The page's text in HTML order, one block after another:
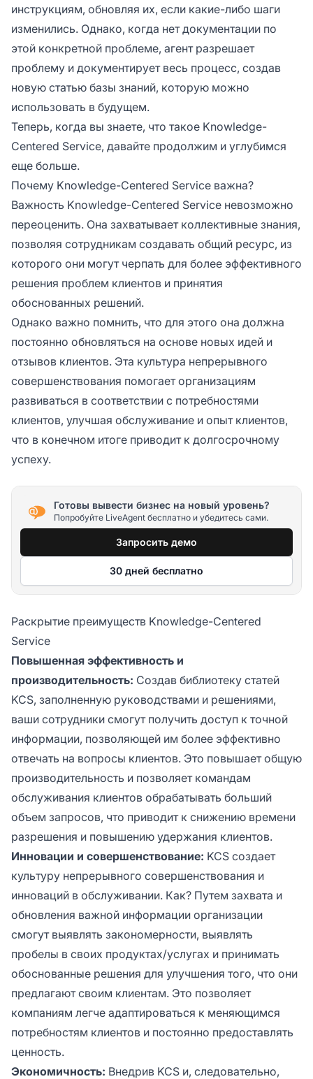
инструкциям, обновляя их, если какие-либо шаги
изменились. Однако, когда нет документации по
этой конкретной проблеме, агент разрешает
проблему и документирует весь процесс, создав
новую статью базы знаний, которую можно
использовать в будущем.
Теперь, когда вы знаете, что такое Knowledge-
Centered Service, давайте продолжим и углубимся
еще больше.
Почему Knowledge-Centered Service важна?
Важность Knowledge-Centered Service невозможно
переоценить. Она захватывает коллективные знания,
позволяя сотрудникам создавать общий ресурс, из
которого они могут черпать для более эффективного
решения проблем клиентов и принятия
обоснованных решений.
Однако важно помнить, что для этого она должна
постоянно обновляться на основе новых идей и
отзывов клиентов. Эта культура непрерывного
совершенствования помогает организациям
развиваться в соответствии с потребностями
клиентов, улучшая обслуживание и опыт клиентов,
что в конечном итоге приводит к долгосрочному
успеху.
Готовы вывести бизнес на новый уровень?
Попробуйте LiveAgent бесплатно и убедитесь сами.
Запросить демо
30 дней бесплатно
Раскрытие преимуществ Knowledge-Centered
Service
Повышенная эффективность и
производительность: Создав библиотеку статей
KCS, заполненную руководствами и решениями,
ваши сотрудники смогут получить доступ к точной
информации, позволяющей им более эффективно
отвечать на вопросы клиентов. Это повышает общую
производительность и позволяет командам
обслуживания клиентов обрабатывать больший
объем запросов, что приводит к снижению времени
разрешения и повышению удержания клиентов.
Инновации и совершенствование: KCS создает
культуру непрерывного совершенствования и
инноваций в обслуживании. Как? Путем захвата и
обновления важной информации организации
смогут выявлять закономерности, выявлять
пробелы в своих продуктах/услугах и принимать
обоснованные решения для улучшения того, что они
предлагают своим клиентам. Это позволяет
компаниям легче адаптироваться к меняющимся
потребностям клиентов и постоянно предоставлять
ценность.
Экономичность: Внедрив KCS и, следовательно,